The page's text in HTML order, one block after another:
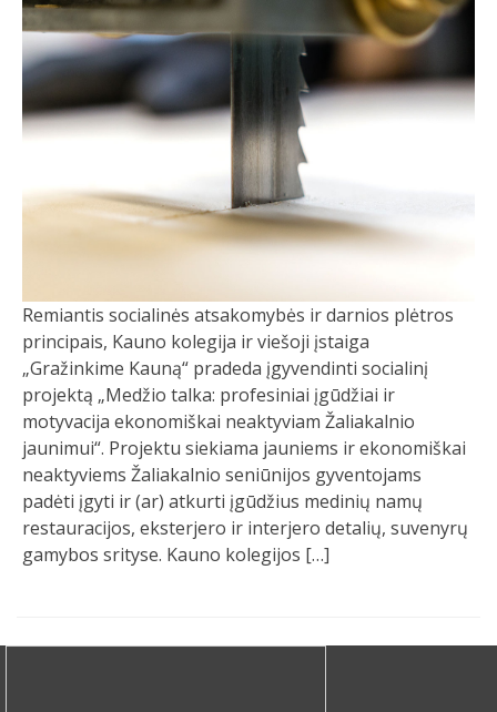
Remiantis socialinės atsakomybės ir darnios plėtros
principais, Kauno kolegija ir viešoji įstaiga
„Gražinkime Kauną“ pradeda įgyvendinti socialinį
projektą „Medžio talka: profesiniai įgūdžiai ir
motyvacija ekonomiškai neaktyviam Žaliakalnio
jaunimui“. Projektu siekiama jauniems ir ekonomiškai
neaktyviems Žaliakalnio seniūnijos gyventojams
padėti įgyti ir (ar) atkurti įgūdžius medinių namų
restauracijos, eksterjero ir interjero detalių, suvenyrų
gamybos srityse. Kauno kolegijos […]